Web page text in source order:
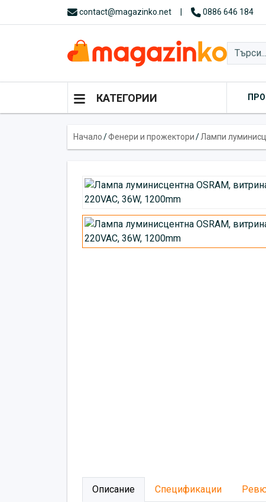
contact@magazinko.net 0886 646 184
КАТЕГОРИИ
Начало/Фенери и прожектори/Лампи
Описание Спецификации